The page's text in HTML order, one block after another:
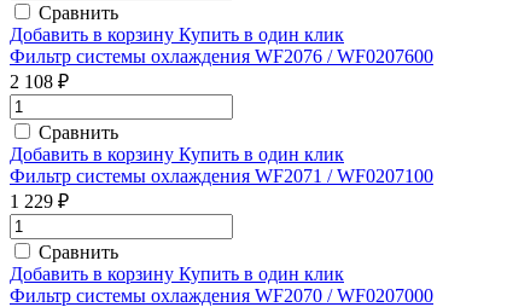
Сравнить
Добавить в корзину Купить в один клик
Фильтр системы охлаждения WF2076 / WF0207600
2 108 ₽
Сравнить
Добавить в корзину Купить в один клик
Фильтр системы охлаждения WF2071 / WF0207100
1 229 ₽
Сравнить
Добавить в корзину Купить в один клик
Фильтр системы охлаждения WF2070 / WF0207000